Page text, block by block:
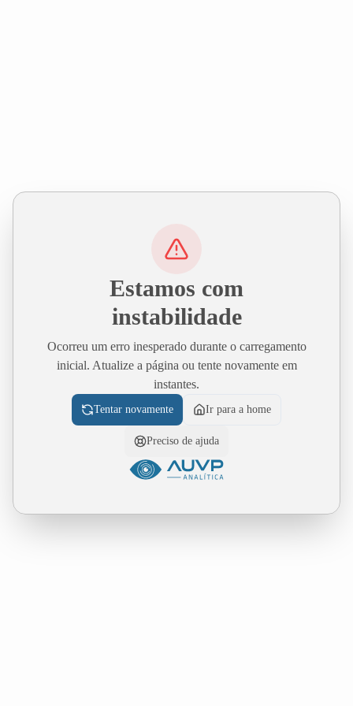
Estamos com
instabilidade
Ocorreu um erro inesperado durante o carregamento
inicial. Atualize a página ou tente novamente em
instantes.
Tentar novamente Ir para a home
Preciso de ajuda